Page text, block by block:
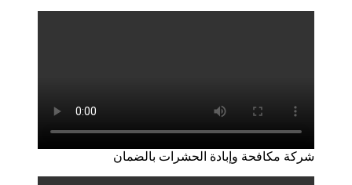
شركة مكافحة وإبادة الحشرات بالضمان